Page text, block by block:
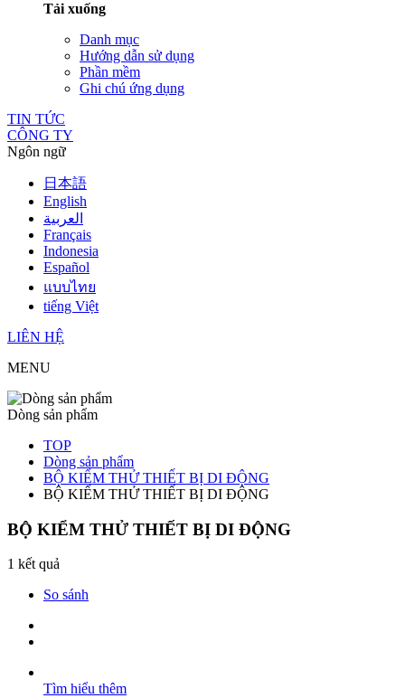
Tải xuống
Danh mục
Hướng dẫn sử dụng
Phần mềm
Ghi chú ứng dụng
TIN TỨC
CÔNG TY
Ngôn ngữ
日本語
English
العربية
Français
Indonesia
Español
แบบไทย
tiếng Việt
LIÊN HỆ
MENU
Dòng sản phẩm
TOP
Dòng sản phẩm
BỘ KIỂM THỬ THIẾT BỊ DI ĐỘNG
BỘ KIỂM THỬ THIẾT BỊ DI ĐỘNG
BỘ KIỂM THỬ THIẾT BỊ DI ĐỘNG
1 kết quả
So sánh
Tìm hiểu thêm